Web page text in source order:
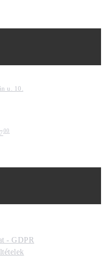
u. 10.
00
- GDPR